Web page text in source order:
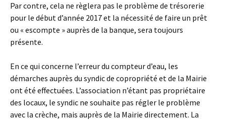
Par contre, cela ne règlera pas le problème de trésorerie
pour le début d’année 2017 et la nécessité de faire un prêt
ou « escompte » auprès de la banque, sera toujours
présente.
En ce qui concerne l’erreur du compteur d’eau, les
démarches auprès du syndic de copropriété et de la Mairie
ont été effectuées. L’association n’étant pas propriétaire
des locaux, le syndic ne souhaite pas régler le problème
avec la crèche, mais auprès de la Mairie directement. La